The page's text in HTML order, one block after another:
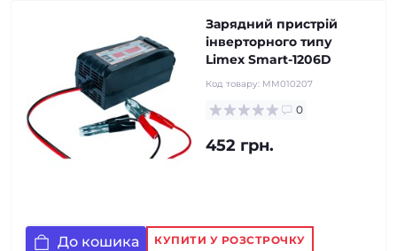
Зарядний пристрій
інверторного типу
Limex Smart-1206D
Код товару: MM010207
0
452 грн.
До кошика КУПИТИ У РОЗСТРОЧКУ